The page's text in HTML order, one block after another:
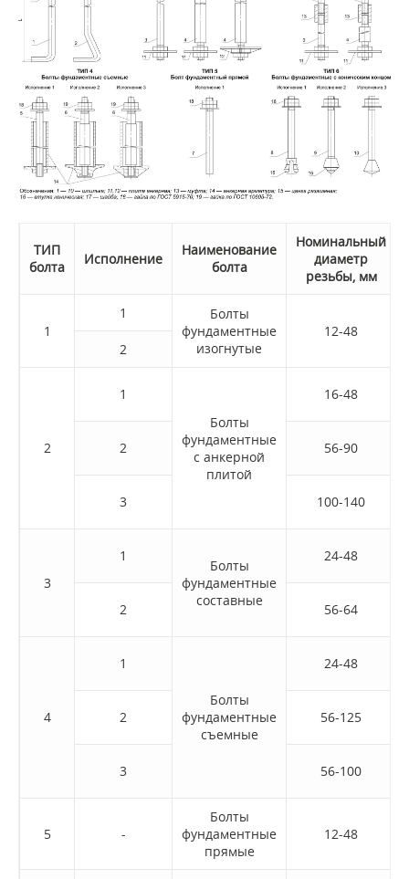
ТИП
болта
Исполнение
Наименование
болта
Номинальный
диаметр
резьбы, мм
1
1
Болты
фундаментные
изогнутые
12-48
2
2
1
Болты
фундаментные
с анкерной
плитой
16-48
2 56-90
3 100-140
3
1
Болты
фундаментные
составные
24-48
2 56-64
4
1
Болты
фундаментные
съемные
24-48
2 56-125
3 56-100
5 -
Болты
фундаментные
прямые
12-48